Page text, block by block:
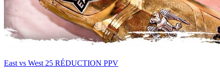
East vs West 25 RÉDUCTION PPV